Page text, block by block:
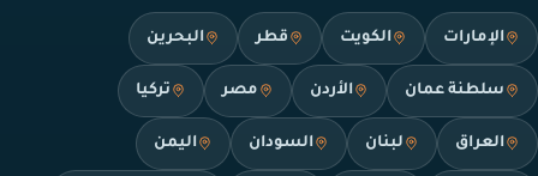
الإمارات الكويت قطر البحرين
سلطنة عمان الأردن مصر تركيا
العراق لبنان السودان اليمن